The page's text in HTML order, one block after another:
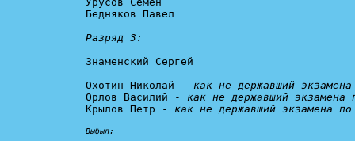
Бедняков Павел
Разряд 3:
Знаменский Сергей
Охотин Николай - как не державший
Орлов Василий - как не державший экзамена
Крылов Петр - как не державший экзамена
Выбыл: